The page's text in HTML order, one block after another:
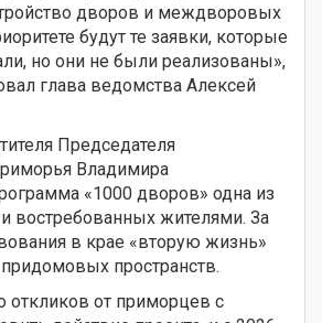
дворов и междворовых
будут те заявки, которые
но они не были реализованы»,
глава ведомства Алексей
Председателя
Владимира
«1000 дворов» одна из
востребованных жителями. За
в крае «вторую жизнь»
пространств.
откликов от приморцев с